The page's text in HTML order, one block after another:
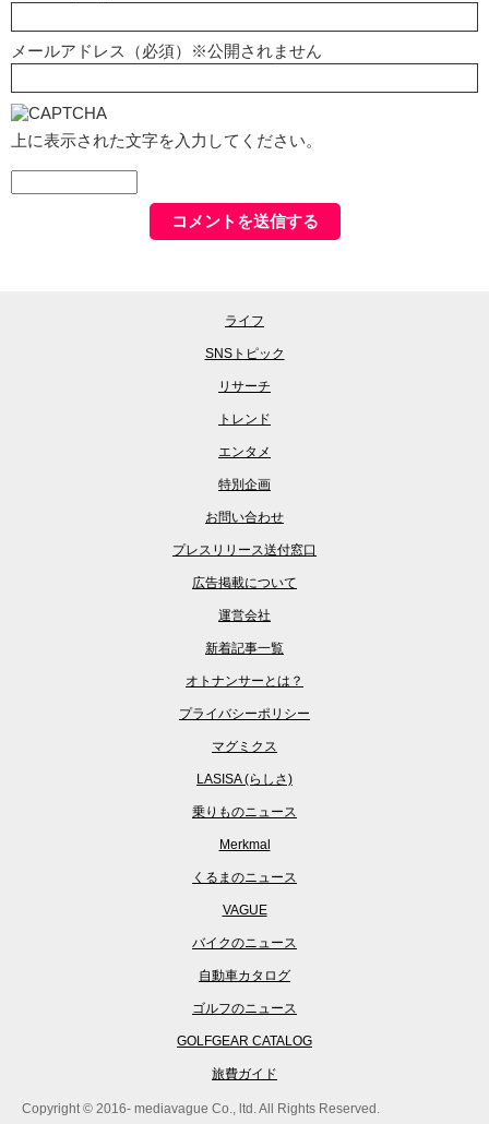
メールアドレス（必須）※公開されません
上に表示された文字を入力してください。
ライフ
SNSトピック
リサーチ
トレンド
エンタメ
特別企画
お問い合わせ
プレスリリース送付窓口
広告掲載について
運営会社
新着記事一覧
オトナンサーとは？
プライバシーポリシー
マグミクス
LASISA (らしさ)
乗りものニュース
Merkmal
くるまのニュース
VAGUE
バイクのニュース
自動車カタログ
ゴルフのニュース
GOLFGEAR CATALOG
旅費ガイド
Copyright © 2016- mediavague Co., ltd. All Rights Reserved.